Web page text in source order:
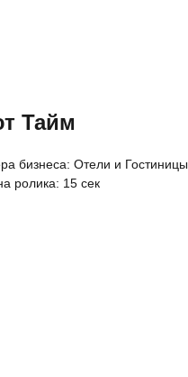
Тайм
бизнеса: Отели и Гостиницы
ролика: 15 сек